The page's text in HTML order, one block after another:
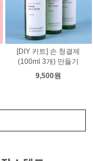
[DIY 키트] 손 청결제
(100ml 3개) 만들기
9,500원